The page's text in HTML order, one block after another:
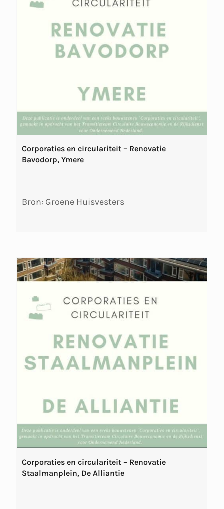
Corporaties en circulariteit – Renovatie
Bavodorp, Ymere
Bron: Groene Huisvesters
Corporaties en circulariteit – Renovatie
Staalmanplein, De Alliantie